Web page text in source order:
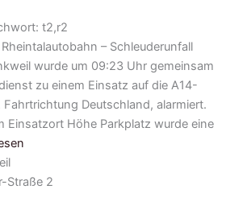
t2,r2
– Schleuderunfall
wurde um 09:23 Uhr gemeinsam
zu einem Einsatz auf die A14-
Fahrtrichtung Deutschland, alarmiert.
Einsatzort Höhe Parkplatz wurde eine
Straße 2